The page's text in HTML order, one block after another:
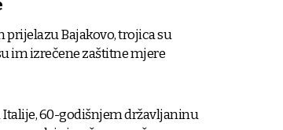
prijelazu Bajakovo, trojica su
im izrečene zaštitne mjere
60-godišnjem državljaninu